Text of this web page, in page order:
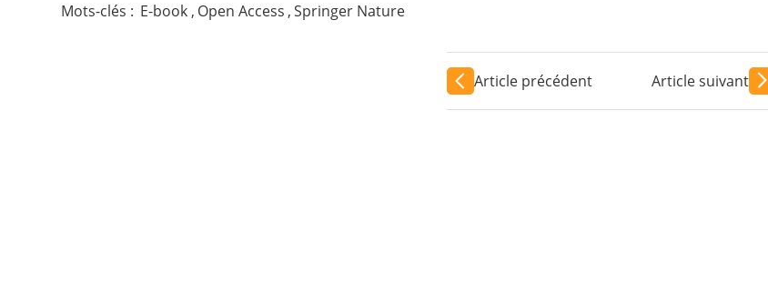
Mots-clés : E-book , Open Access ,Springer Nature
Article précédent Article suivant